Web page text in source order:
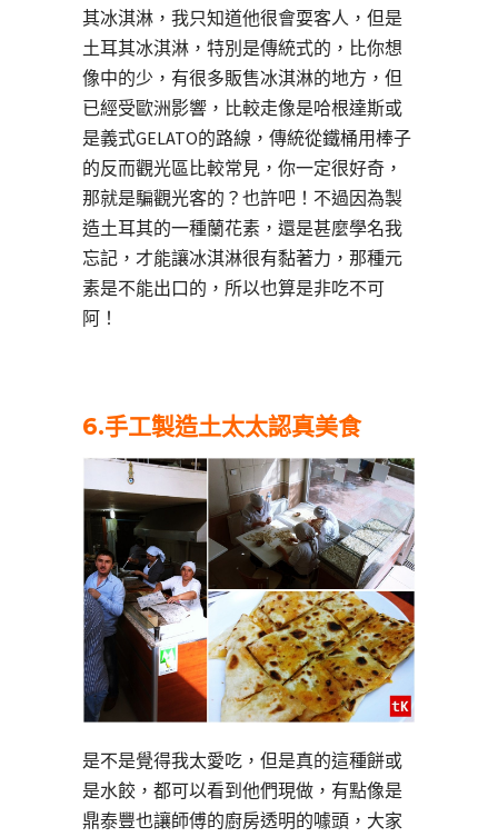
其冰淇淋，我只知道他很會耍客人，但是
土耳其冰淇淋，特別是傳統式的，比你想
像中的少，有很多販售冰淇淋的地方，但
已經受歐洲影響，比較走像是哈根達斯或
是義式GELATO的路線，傳統從鐵桶用棒子
的反而觀光區比較常見，你一定很好奇，
那就是騙觀光客的？也許吧！不過因為製
造土耳其的一種蘭花素，還是甚麼學名我
忘記，才能讓冰淇淋很有黏著力，那種元
素是不能出口的，所以也算是非吃不可
阿！
6.手工製造土太太認真美食
是不是覺得我太愛吃，但是真的這種餅或
是水餃，都可以看到他們現做，有點像是
鼎泰豐也讓師傅的廚房透明的噱頭，大家